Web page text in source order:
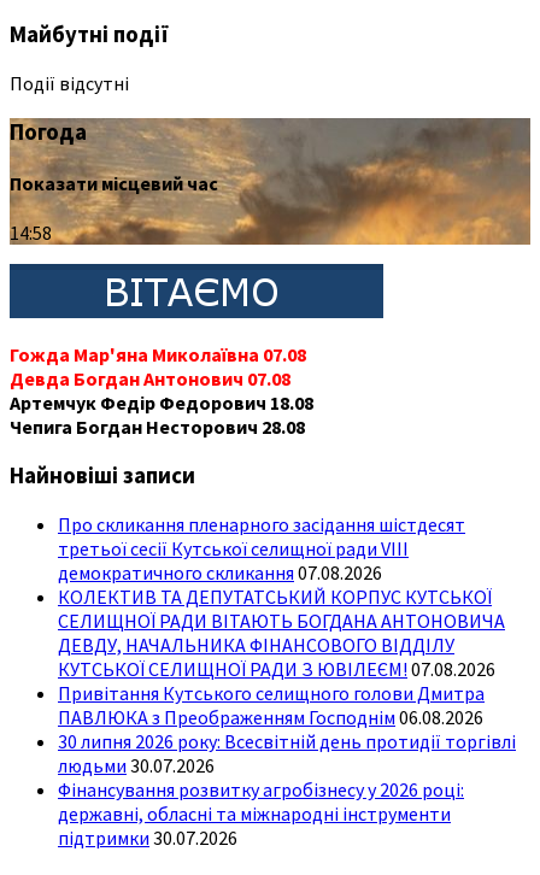
Майбутні події
Події відсутні
Погода
Показати місцевий час
14:58
Гожда Мар'яна Миколаївна 07.08
Девда Богдан Антонович 07.08
Артемчук Федір Федорович 18.08
Чепига Богдан Несторович 28.08
Найновіші записи
Про скликання пленарного засідання шістдесят
третьої сесії Кутської селищної ради VIII
демократичного скликання 07.08.2026
КОЛЕКТИВ ТА ДЕПУТАТСЬКИЙ КОРПУС КУТСЬКОЇ
СЕЛИЩНОЇ РАДИ ВІТАЮТЬ БОГДАНА АНТОНОВИЧА
ДЕВДУ, НАЧАЛЬНИКА ФІНАНСОВОГО ВІДДІЛУ
КУТСЬКОЇ СЕЛИЩНОЇ РАДИ З ЮВІЛЕЄМ! 07.08.2026
Привітання Кутського селищного голови Дмитра
ПАВЛЮКА з Преображенням Господнім 06.08.2026
30 липня 2026 року: Всесвітній день протидії торгівлі
людьми 30.07.2026
Фінансування розвитку агробізнесу у 2026 році:
державні, обласні та міжнародні інструменти
підтримки 30.07.2026